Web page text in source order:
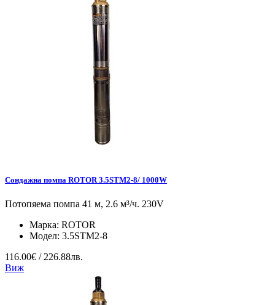
Сондажна помпа ROTOR 3.5STM2-8/ 1000W
Потопяема помпа 41 м, 2.6 м³/ч. 230V
Марка: ROTOR
Модел: 3.5STM2-8
116.00€ / 226.88лв.
Виж